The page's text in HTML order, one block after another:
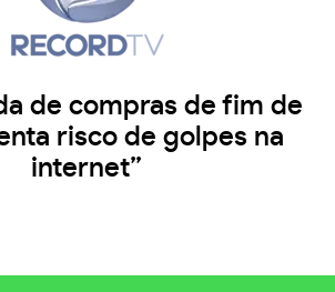
de compras de fim de
risco de golpes na
internet”